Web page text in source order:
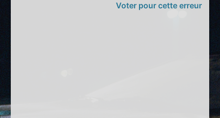
Voter pour cette erreur